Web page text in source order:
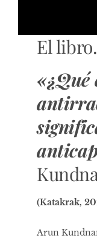
El
«¿Qué
(Katakrak,
Arun